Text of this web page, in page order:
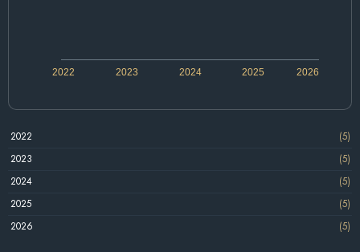
2022 2024 2026
2023 2025
2022
(5)
2023
(5)
2024
(5)
2025
(5)
2026
(5)